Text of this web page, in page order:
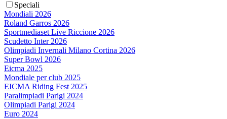
Speciali
Mondiali 2026
Roland Garros 2026
Sportmediaset Live Riccione 2026
Scudetto Inter 2026
Olimpiadi Invernali Milano Cortina 2026
Super Bowl 2026
Eicma 2025
Mondiale per club 2025
EICMA Riding Fest 2025
Paralimpiadi Parigi 2024
Olimpiadi Parigi 2024
Euro 2024